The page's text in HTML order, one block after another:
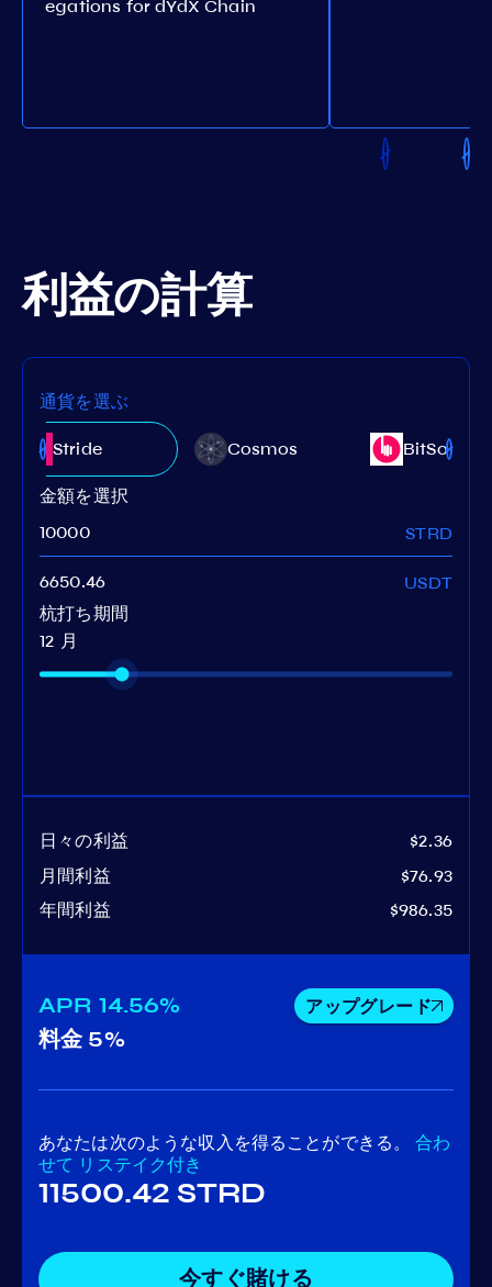
egations for dYdX Chain
利益の計算
通貨を選ぶ
Stride Cosmos BitSong
金額を選択
STRD
USDT
杭打ち期間
12 月
日々の利益
$2.36
月間利益
$76.93
年間利益
$986.35
APR 14.56% アップグレード
料金5%
あなたは次のような収入を得ることができる。
合わ
せて リステイク付き
11500.42 STRD
今すぐ賭ける